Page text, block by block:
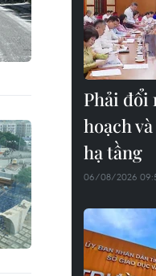
Phải đổi
hoạch
hạ tầng
06/08/2026